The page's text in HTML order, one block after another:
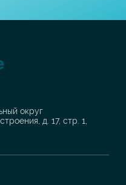
округ
д. 17, стр. 1,